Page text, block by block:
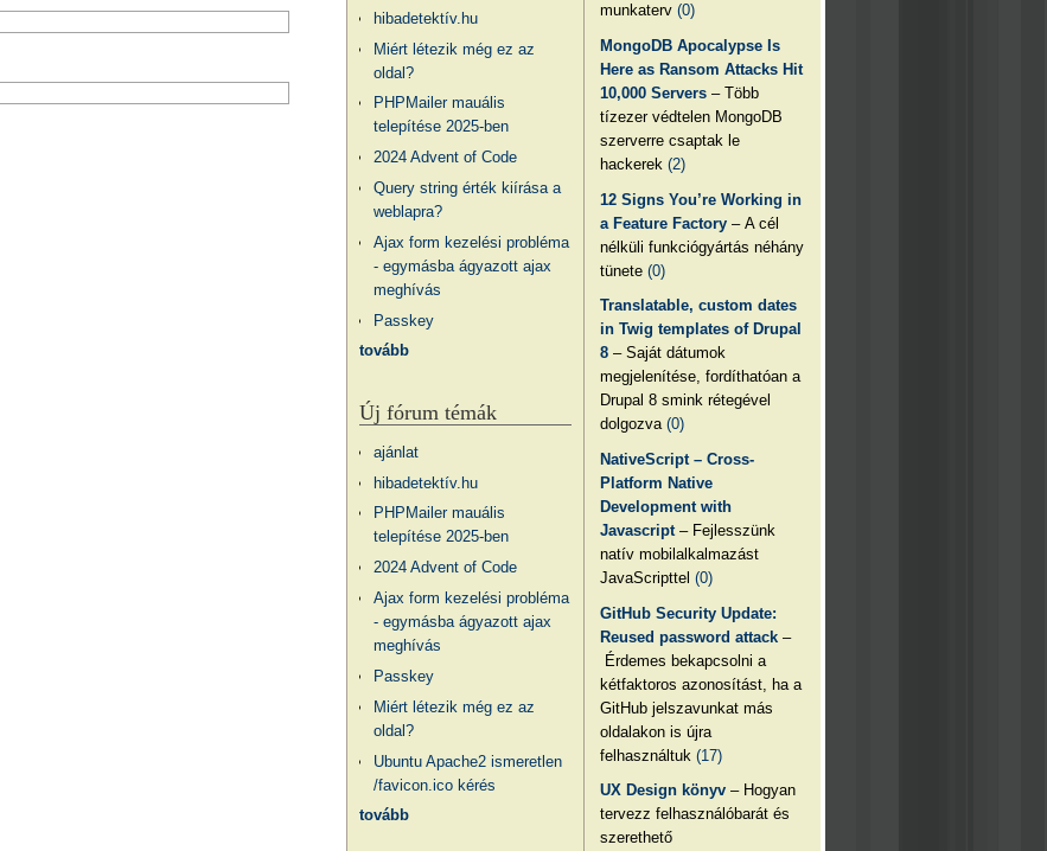
munkaterv(0)
MongoDB Apocalypse Is
Here as Ransom Attacks Hit
10,000 Servers – Több
tízezer védtelen MongoDB
szerverre csaptak le
hackerek(2)
12 Signs You’re Working in
a Feature Factory – A cél
nélküli funkciógyártás néhány
tünete(0)
Translatable, custom dates
in Twig templates of Drupal
8 – Saját dátumok
megjelenítése, fordíthatóan a
Drupal 8 smink rétegével
dolgozva(0)
NativeScript – Cross-
Platform Native
Development with
Javascript – Fejlesszünk
natív mobilalkalmazást
JavaScripttel(0)
GitHub Security Update:
Reused password attack –
Érdemes bekapcsolni a
kétfaktoros azonosítást, ha a
GitHub jelszavunkat más
oldalakon is újra
felhasználtuk(17)
UX Design könyv – Hogyan
tervezz felhasználóbarát és
szerethető
hibadetektív.hu
Miért létezik még ez az
oldal?
PHPMailer mauális
telepítése 2025-ben
2024 Advent of Code
Query string érték kiírása a
weblapra?
Ajax form kezelési probléma
- egymásba ágyazott ajax
meghívás
Passkey
tovább
Új fórum témák
ajánlat
hibadetektív.hu
PHPMailer mauális
telepítése 2025-ben
2024 Advent of Code
Ajax form kezelési probléma
- egymásba ágyazott ajax
meghívás
Passkey
Miért létezik még ez az
oldal?
Ubuntu Apache2 ismeretlen
/favicon.ico kérés
tovább